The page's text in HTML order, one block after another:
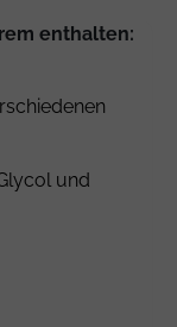
enthalten:
und